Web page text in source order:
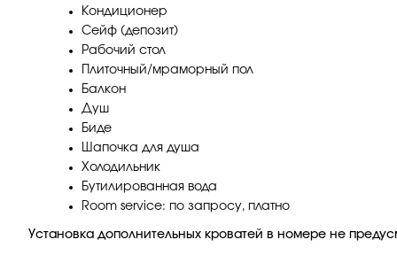
Кондиционер
Сейф (депозит)
Рабочий стол
Плиточный/мраморный пол
Балкон
Душ
Биде
Шапочка для душа
Холодильник
Бутилированная вода
Room service: по запросу, платно
Установка дополнительных кроватей в номере не